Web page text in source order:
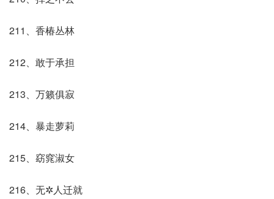
211、香椿丛林
212、敢于承担
213、万籁俱寂
214、暴走萝莉
215、窈窕淑女
216、无✲人迁就